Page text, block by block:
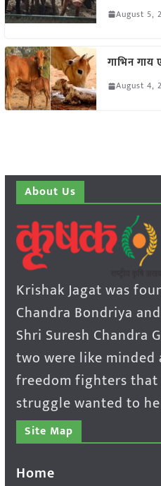
August 5,
गाभिन
August 4,
About Us
Krishak Jagat was
Chandra Bondriya
Shri Suresh Chandra
two were like
freedom fighters
struggle wanted to
Site Map
Home